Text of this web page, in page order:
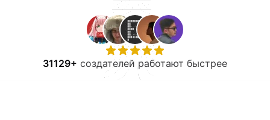
31129+ создателей работают быстрее